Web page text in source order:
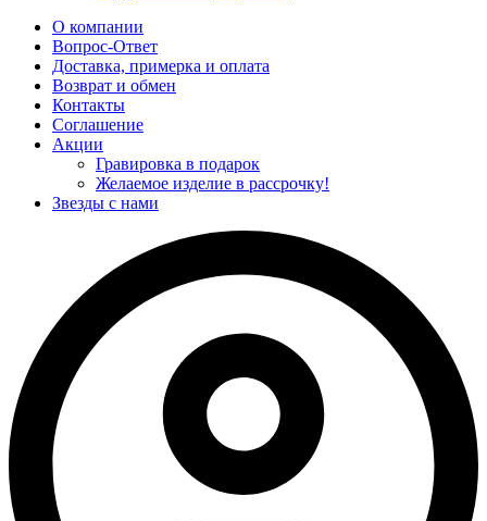
О компании
Вопрос-Ответ
Доставка, примерка и оплата
Возврат и обмен
Контакты
Соглашение
Акции
Гравировка в подарок
Желаемое изделие в рассрочку!
Звезды с нами